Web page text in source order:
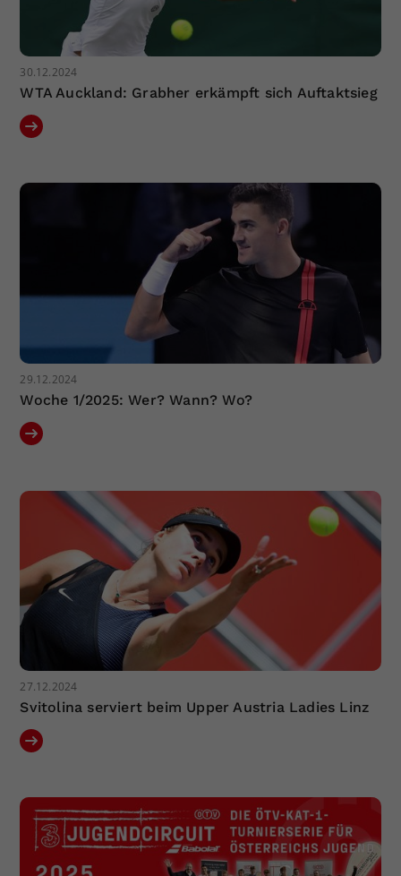
30.12.2024
WTA Auckland: Grabher erkämpft sich Auftaktsieg
29.12.2024
Woche 1/2025: Wer? Wann? Wo?
27.12.2024
Svitolina serviert beim Upper Austria Ladies Linz